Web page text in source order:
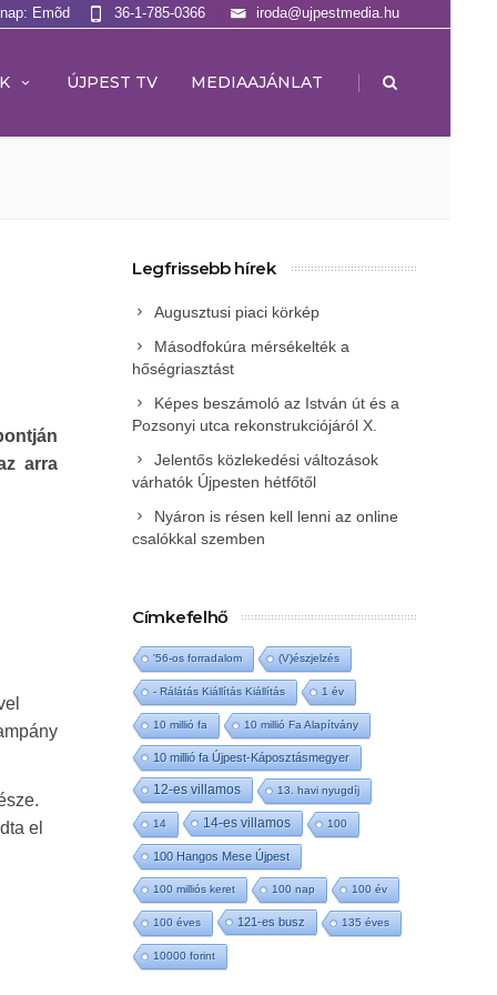
Emõd iroda@ujpestmedia.hu
36-1-785-0366
ÚJPEST TV MEDIAAJÁNLAT |
arra
el
Legfrissebb hírek
Augusztusi piaci körkép
Másodfokúra mérsékelték a
hőségriasztást
Képes beszámoló az István út és a
Pozsonyi utca rekonstrukciójáról X.
Jelentős közlekedési változások
várhatók Újpesten hétfőtől
Nyáron is résen kell lenni az online
csalókkal szemben
Címkefelhő
'56-os forradalom (V)észjelzés
- Rálátás Kiállítás Kiállítás 1 év
10 millió fa 10 millió Fa Alapítvány
10 millió fa Újpest-Káposztásmegyer
12-es villamos 13. havi nyugdíj
14 14-es villamos 100
100 Hangos Mese Újpest
100 milliós keret 100 nap 100 év
100 éves 121-es busz 135 éves
10000 forint